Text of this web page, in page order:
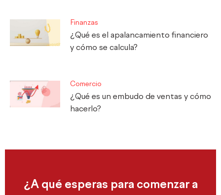
Finanzas
¿Qué es el apalancamiento financiero
y cómo se calcula?
Comercio
¿Qué es un embudo de ventas y cómo
hacerlo?
¿A qué esperas para comenzar a